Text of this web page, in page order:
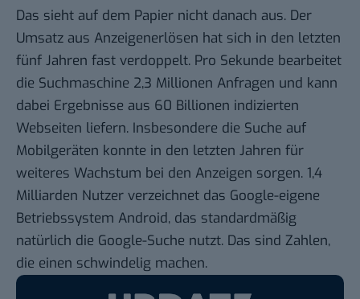
Das sieht auf dem Papier nicht danach aus. Der
Umsatz aus Anzeigenerlösen hat sich in den letzten
fünf Jahren fast verdoppelt. Pro Sekunde bearbeitet
die Suchmaschine 2,3 Millionen Anfragen und kann
dabei Ergebnisse aus 60 Billionen indizierten
Webseiten liefern. Insbesondere die Suche auf
Mobilgeräten konnte in den letzten Jahren für
weiteres Wachstum bei den Anzeigen sorgen. 1,4
Milliarden Nutzer verzeichnet das Google-eigene
Betriebssystem Android, das standardmäßig
natürlich die Google-Suche nutzt. Das sind Zahlen,
die einen schwindelig machen.